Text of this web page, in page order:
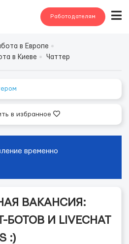
Работодателям
в Европе
в Киеве Чаттер
в избранное
временно
ВАКАНСИЯ:
БОТОВ И LIVECHAT
:)